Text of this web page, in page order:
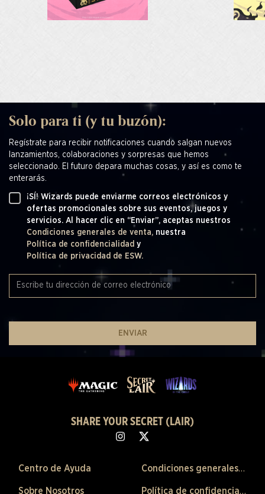
Solo para ti (y tu buzón):
Regístrate para recibir notificaciones cuando salgan nuevos
lanzamientos, colaboraciones y sorpresas que hemos
seleccionado. El futuro depara muchas cosas, y así es como te
enterarás.
¡SÍ! Wizards puede enviarme correos electrónicos y
ofertas promocionales sobre sus eventos, juegos y
servicios. Al hacer clic en “Enviar”, aceptas nuestros
Condiciones generales de venta, nuestra
Política de confidencialidad y
Política de privacidad de ESW.
ENVIAR
SHARE YOUR SECRET (LAIR)
Centro de Ayuda
Sobre Nosotros
Condiciones generales de venta
Política de confidencialidad